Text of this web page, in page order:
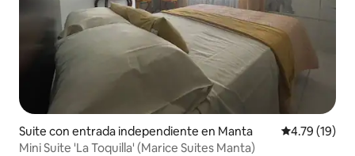
Suite con entrada independiente en Manta Calificación
4.79 (19)
Mini Suite 'La Toquilla' (Marice Suites Manta)